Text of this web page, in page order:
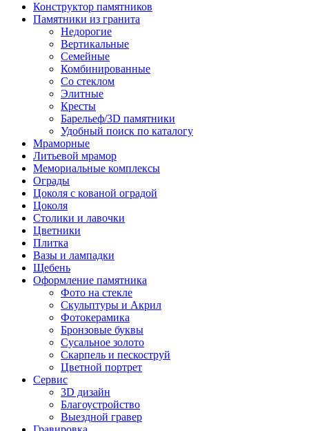
Конструктор памятников
Памятники из гранита
Недорогие
Вертикальные
Семейные
Комбинированные
Со стеклом
Элитные
Кресты
Барельеф/3D памятники
Удобный поиск по каталогу
Мраморные
Литьевой мрамор
Мемориальные комплексы
Ограды
Цоколя с кованой оградой
Цоколя
Столики и лавочки
Цветники
Плитка
Вазы и лампадки
Щебень
Оформление памятника
Фото на стекле
Скульптуры и Акрил
Фотокерамика
Бронзовые буквы
Сусальное золото
Скарпель и пескоструй
Цветной портрет
Сервис
3D дизайн
Благоустройство
Выездной гравер